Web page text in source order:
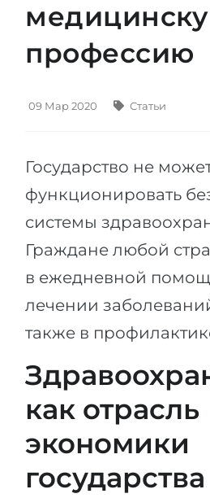
Языковая виза
ШТУДИЕНКОЛЛЕГ
Штудиенколлеги
Курсы штудиенколлег
Подготовка к вузу
Подготовка к
Специальные курсы
Математика
Портфолио
ГЕОГРАФИЯ
Земли
Города
ПРОФЕССИИ
Примеры вакансий
Штудиенколлег
Магистратура
Колледжа
IB-Diploma
1 курса
2-3 курса
Бакалавриата
Магистратуры
ПОСТУПАЕМ НА...
Медицина
Инженерия
Физика
профессию
09 Мар 2020 Статьи
Государство не
функционировать
системы
Граждане любой
в ежедневной
лечении
также в
как отрасль
экономики
государства